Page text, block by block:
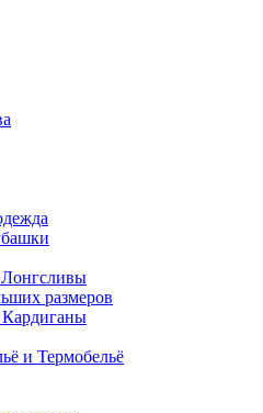
размеров
и Термобельё